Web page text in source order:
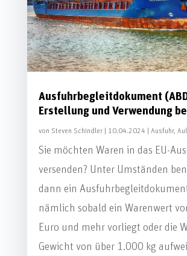
Ausfuhrbegleitdokument
Erstellung und Verwendung
von Steven Schindler| 10.04.2024 Ausfuhr,
Sie möchten Waren in das EU-
versenden? Unter Umständen
dann ein
nämlich sobald ein Warenwert
Euro und mehr vorliegt oder die
Gewicht von über 1.000 kg